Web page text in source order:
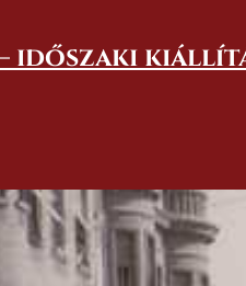
– időszaki